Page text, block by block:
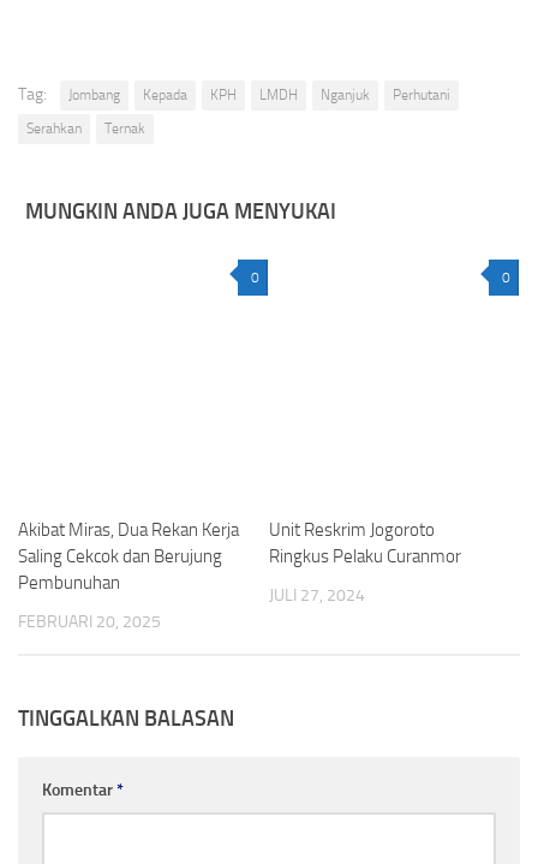
Tag: Jombang Kepada KPH LMDH Nganjuk
Perhutani
Serahkan
Ternak
MUNGKIN ANDA JUGA MENYUKAI
0
Akibat Miras, Dua Rekan Kerja
Saling Cekcok dan Berujung
Pembunuhan
FEBRUARI 20, 2025
0
Unit Reskrim Jogoroto
Ringkus Pelaku Curanmor
JULI 27, 2024
TINGGALKAN BALASAN
Komentar*